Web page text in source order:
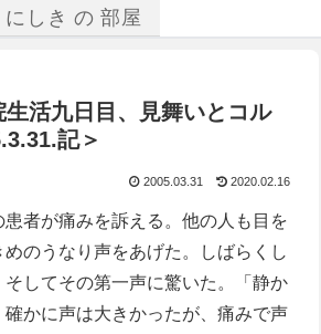
にしき の 部屋
活九日目、見舞いとコル
記＞
2005.03.31 2020.02.16
者が痛みを訴える。他の人も目を
のうなり声をあげた。しばらくし
してその第一声に驚いた。「静か
かに声は大きかったが、痛みで声